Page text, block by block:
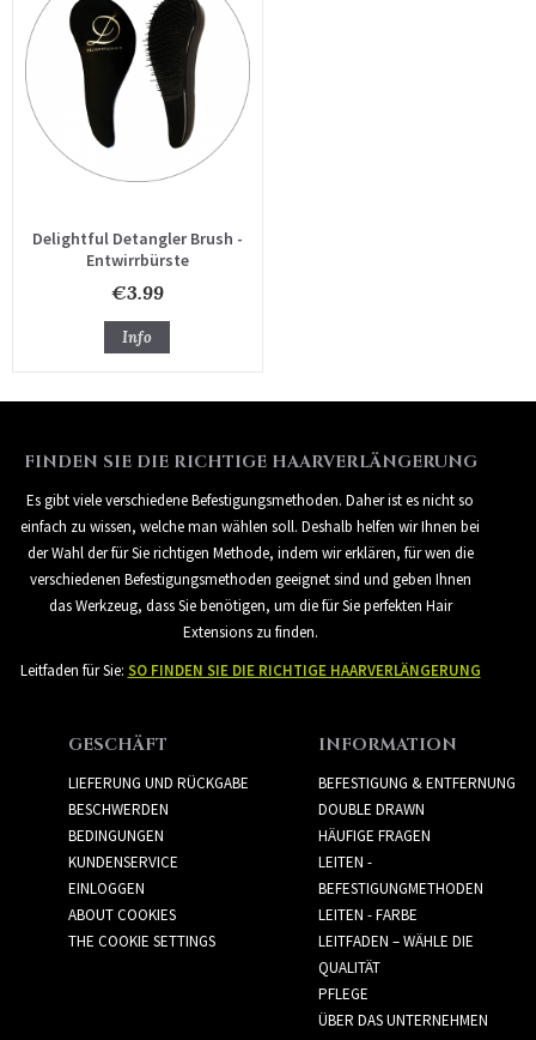
Delightful Detangler Brush -
Entwirrbürste
€3.99
Info
FINDEN SIE DIE RICHTIGE HAARVERLÄNGERUNG
Es gibt viele verschiedene Befestigungsmethoden. Daher ist es nicht so
einfach zu wissen, welche man wählen soll. Deshalb helfen wir Ihnen bei
der Wahl der für Sie richtigen Methode, indem wir erklären, für wen die
verschiedenen Befestigungsmethoden geeignet sind und geben Ihnen
das Werkzeug, dass Sie benötigen, um die für Sie perfekten Hair
Extensions zu finden.
Leitfaden für Sie: SO FINDEN SIE DIE RICHTIGE HAARVERLÄNGERUNG
GESCHÄFT
LIEFERUNG UND RÜCKGABE
BESCHWERDEN
BEDINGUNGEN
KUNDENSERVICE
EINLOGGEN
ABOUT COOKIES
THE COOKIE SETTINGS
INFORMATION
BEFESTIGUNG & ENTFERNUNG
DOUBLE DRAWN
HÄUFIGE FRAGEN
LEITEN -
BEFESTIGUNGMETHODEN
LEITEN - FARBE
LEITFADEN – WÄHLE DIE
QUALITÄT
PFLEGE
ÜBER DAS UNTERNEHMEN